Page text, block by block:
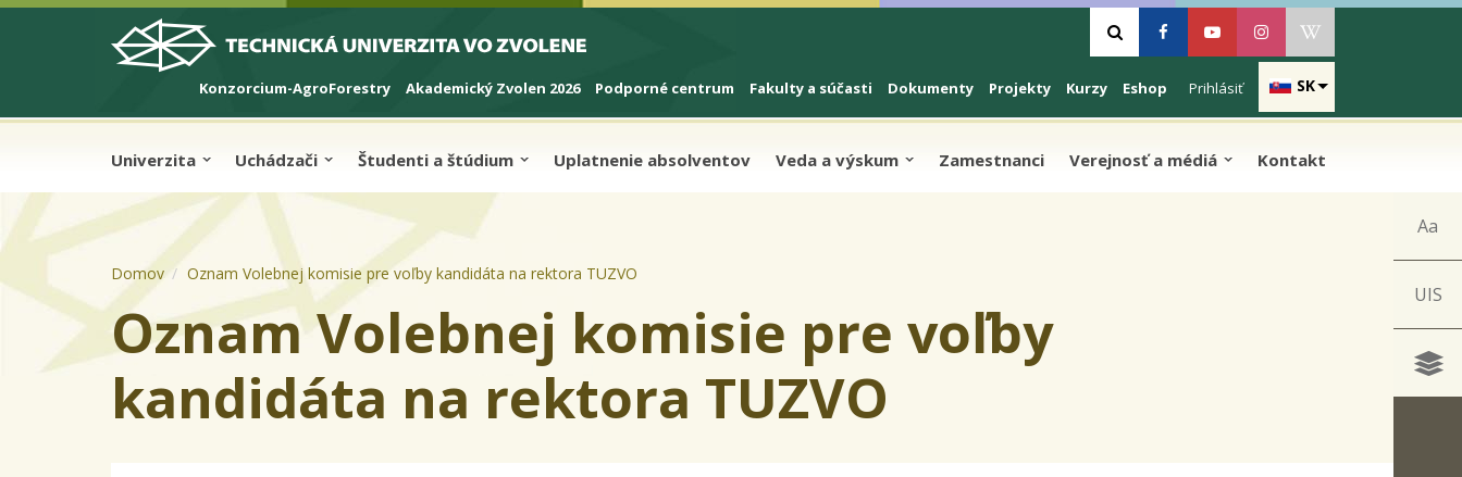
Skip to cookies
Skip to navigation
Skočiť na hlavný obsah
Vyhľadávanie
FacebookYoutubeInstagramWikipedia
SK
Prihlásiť
Konzorcium-AgroForestry Akademický Zvolen 2026 Podporné centrum Fakulty a súčasti Dokumenty Projekty Kurzy Eshop
Univerzita Uchádzači Študenti a štúdium Uplatnenie absolventov Veda a výskum Zamestnanci Verejnosť a médiá Kontakt
Aa
UIS
Domov Oznam Volebnej komisie pre voľby kandidáta na rektora TUZVO
Oznam Volebnej komisie pre voľby
kandidáta na rektora TUZVO